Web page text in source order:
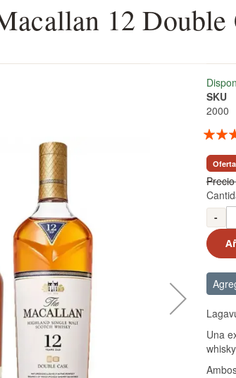
12 Double
SKU
2000
Oferta
-
Una